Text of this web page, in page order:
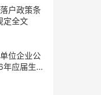
户政策条
定全文
位企业公
应届生留